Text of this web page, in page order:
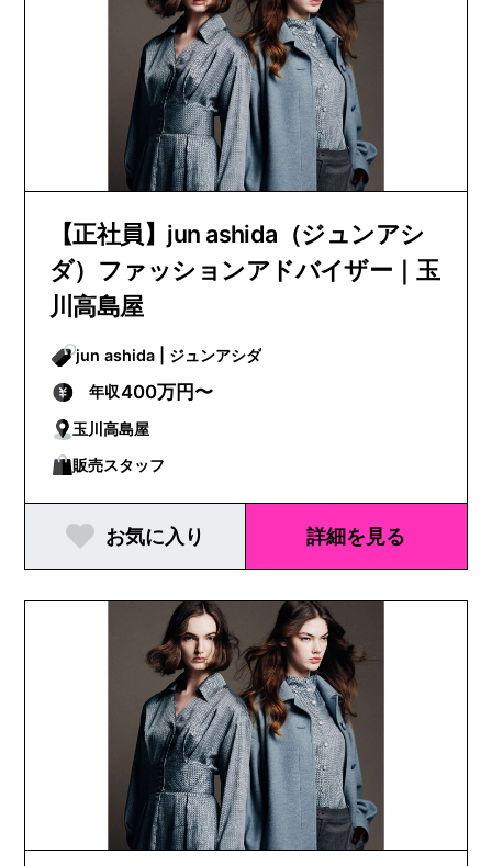
【正社員】jun ashida（ジュンアシ
ダ）ファッションアドバイザー｜玉
川高島屋
jun ashida | ジュンアシダ
年収400万円〜
玉川高島屋
販売スタッフ
お気に入り 詳細を見る